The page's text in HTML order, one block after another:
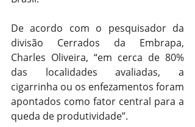
De acordo com o pesquisador da
divisão Cerrados da Embrapa,
Charles Oliveira, “em cerca de 80%
das localidades avaliadas, a
cigarrinha ou os enfezamentos foram
apontados como fator central para a
queda de produtividade”.